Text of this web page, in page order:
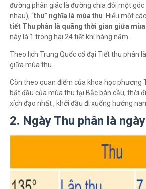
đường phân giác là đường chia đôi một
nhau), “thu” nghĩa là mùa thu . Hiểu một
tiết Thu phân là quãng thời gian giữa
này là 1 trong hai 24 tiết khí hàng năm.
Theo lịch Trung Quốc cổ đại Tiết thu phân
giữa mùa thu.
Còn theo quan điểm của khoa học phương
bắt đầu của mùa thu tại Bắc bán cầu, thời
xích đạo nhất , khởi đầu đi xuống hướng
2. Ngày Thu phân là